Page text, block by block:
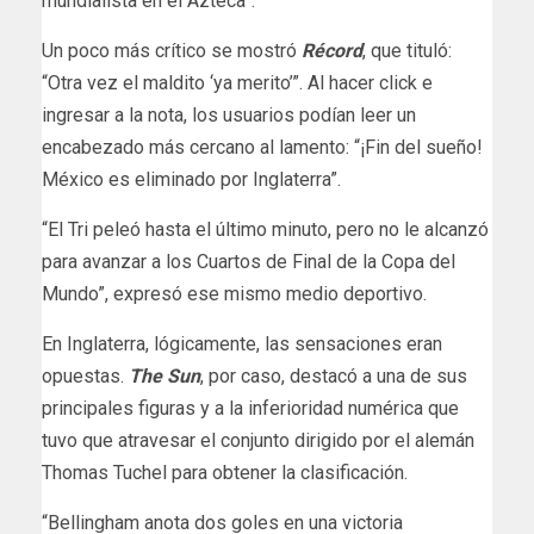
Un poco más crítico se mostró Récord, que tituló:
“Otra vez el maldito ‘ya merito’”. Al hacer click e
ingresar a la nota, los usuarios podían leer un
encabezado más cercano al lamento: “¡Fin del sueño!
México es eliminado por Inglaterra”.
“El Tri peleó hasta el último minuto, pero no le alcanzó
para avanzar a los Cuartos de Final de la Copa del
Mundo”, expresó ese mismo medio deportivo.
En Inglaterra, lógicamente, las sensaciones eran
opuestas. The Sun, por caso, destacó a una de sus
principales figuras y a la inferioridad numérica que
tuvo que atravesar el conjunto dirigido por el alemán
Thomas Tuchel para obtener la clasificación.
“Bellingham anota dos goles en una victoria